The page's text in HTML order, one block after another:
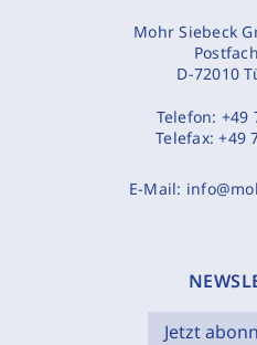
Mohr Siebeck
D-72010
Telefon: +49
Telefax:+49
E-Mail:
Jetzt